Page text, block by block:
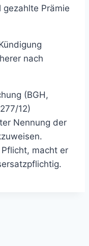
Prämie
nach
(BGH,
12)
Nennung der
macht er